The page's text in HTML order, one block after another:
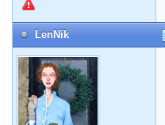
LenNik